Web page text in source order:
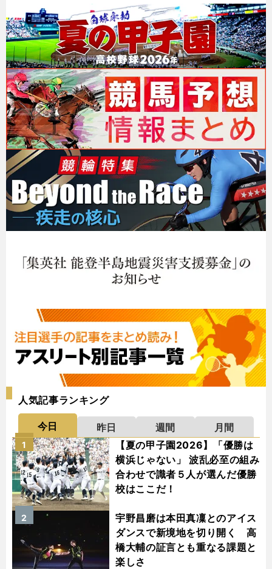
人気記事ランキング
今日 昨日 週間
月間
【夏の甲子園2026】「優勝は
横浜じゃない」 波乱必至の組み
合わせで識者５人が選んだ優勝
校はここだ！
1
宇野昌磨は本田真凜とのアイス
ダンスで新境地を切り開く 高
橋大輔の証言とも重なる課題と
楽しさ
2